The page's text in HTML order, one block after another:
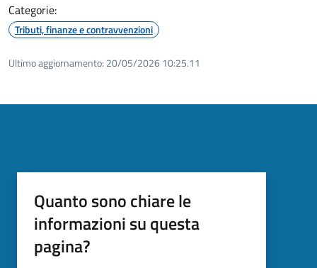
Categorie:
Tributi, finanze e contravvenzioni
Ultimo aggiornamento: 20/05/2026 10:25.11
Quanto sono chiare le
informazioni su questa
pagina?